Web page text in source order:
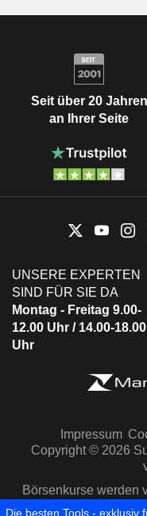
Seit über 20 Jahren
an Ihrer Seite
UNSERE EXPERTEN
SIND FÜR SIE DA
Montag - Freitag 9.00-
12.00 Uhr / 14.00-18.00
Uhr
Impressum
Copyright © 2026
Börsenkurse werden
Capital
Die besten Tools - exklusiv